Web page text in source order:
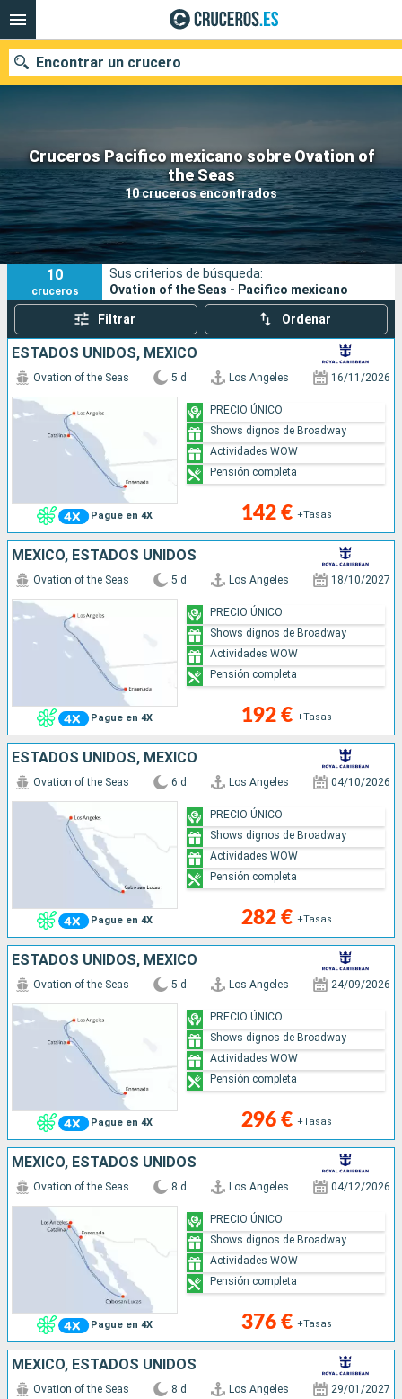
Cruceros Pacifico mexicano sobre Ovation of
the Seas
10 cruceros encontrados
Encontrar un crucero
Nuestros destinos
Fecha de salida
Puertos Compañías
Buscar
10
cruceros
Sus criterios de búsqueda:
Ovation of the Seas - Pacifico mexicano
Filtrar Ordenar
ESTADOS UNIDOS, MÉXICO
Pague en 4X
Ovation of the Seas 5 d Los Angeles 16/11/2026
142 € +Tasas
PRECIO ÚNICO
Shows dignos de Broadway
Actividades WOW
Pensión completa
MÉXICO, ESTADOS UNIDOS
Pague en 4X
Ovation of the Seas 5 d Los Angeles 18/10/2027
192 € +Tasas
PRECIO ÚNICO
Shows dignos de Broadway
Actividades WOW
Pensión completa
ESTADOS UNIDOS, MÉXICO
Pague en 4X
Ovation of the Seas 6 d Los Angeles 04/10/2026
282 € +Tasas
PRECIO ÚNICO
Shows dignos de Broadway
Actividades WOW
Pensión completa
ESTADOS UNIDOS, MÉXICO
Pague en 4X
Ovation of the Seas 5 d Los Angeles 24/09/2026
296 € +Tasas
PRECIO ÚNICO
Shows dignos de Broadway
Actividades WOW
Pensión completa
MÉXICO, ESTADOS UNIDOS
Pague en 4X
Ovation of the Seas 8 d Los Angeles 04/12/2026
376 € +Tasas
PRECIO ÚNICO
Shows dignos de Broadway
Actividades WOW
Pensión completa
MÉXICO, ESTADOS UNIDOS
Ovation of the Seas 8 d Los Angeles 29/01/2027